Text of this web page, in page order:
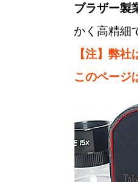
ブラザー製
かく高精細
【注】弊
このページ